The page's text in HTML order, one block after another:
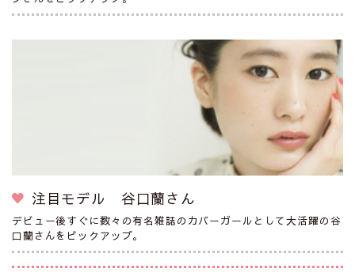
注目モデル 谷口蘭さん
デビュー後すぐに数々の有名雑誌のカバーガールとして大活躍の谷
口蘭さんをピックアップ。